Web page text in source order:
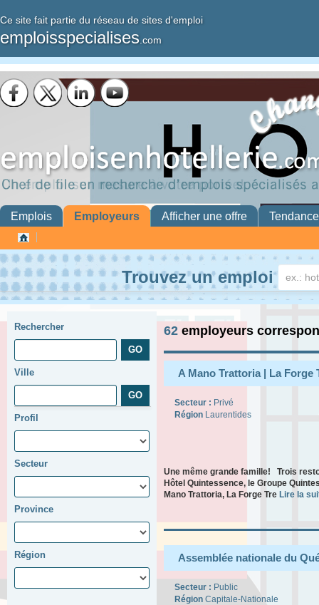
Ce site fait partie du réseau de sites d'emploi
emploisspecialises .com
Emplois Employeurs Afficher une offre
Trouvez un emploi
Rechercher
Ville
Profil
Secteur
Province
Région
62 employeurs
A Mano Trattoria | La Forge
Secteur : Privé
Région Laurentides
Une même grande famille! Trois
Hôtel Quintessence, le Groupe
Mano Trattoria, La Forge Tre Lire la
Assemblée nationale du
Secteur : Public
Région Capitale-Nationale